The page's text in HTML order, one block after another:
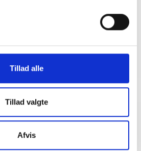
Tillad alle
Tillad valgte
Afvis
Viden